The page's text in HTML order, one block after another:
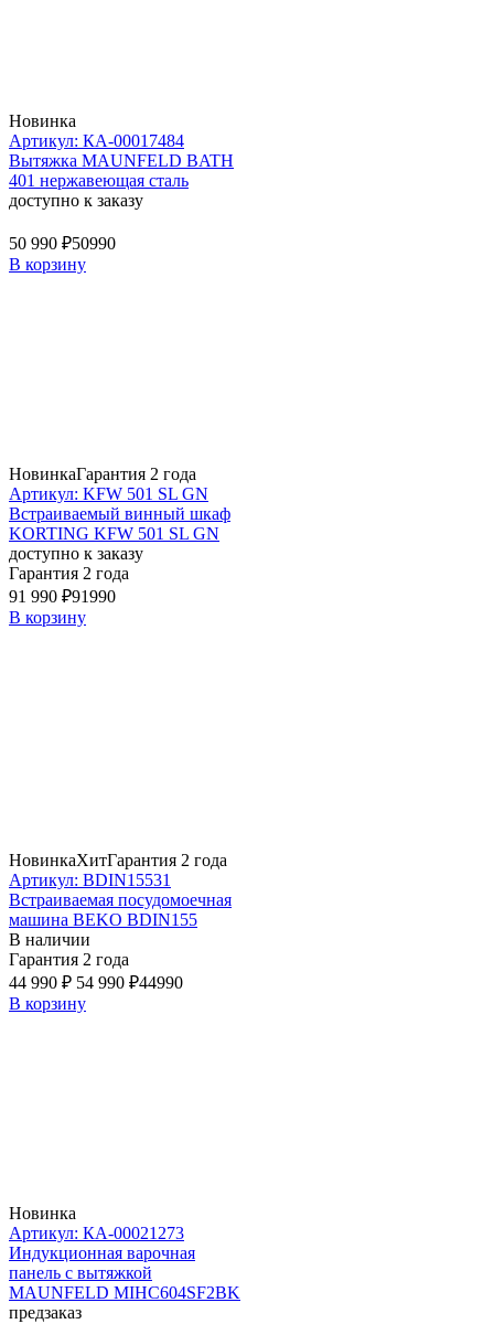
Новинка
Артикул: КА-00017484
Вытяжка MAUNFELD BATH
401 нержавеющая сталь
доступно к заказу
50 990 ₽50990
В корзину
НовинкаГарантия 2 года
Артикул: KFW 501 SL GN
Встраиваемый винный шкаф
KORTING KFW 501 SL GN
доступно к заказу
Гарантия 2 года
91 990 ₽91990
В корзину
НовинкаХитГарантия 2 года
Артикул: BDIN15531
Встраиваемая посудомоечная
машина BEKO BDIN155
В наличии
Гарантия 2 года
44 990 ₽ 54 990 ₽44990
В корзину
Новинка
Артикул: КА-00021273
Индукционная варочная
панель с вытяжкой
MAUNFELD MIHC604SF2BK
предзаказ